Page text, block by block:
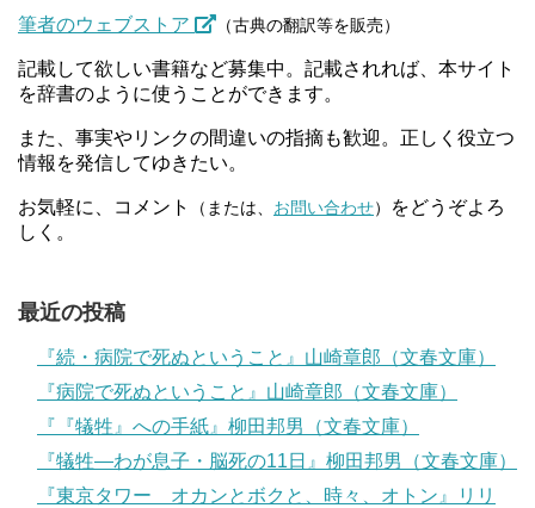
筆者のウェブストア （古典の翻訳等を販売）
記載して欲しい書籍など募集中。記載されれば、本サイト
を辞書のように使うことができます。
また、事実やリンクの間違いの指摘も歓迎。正しく役立つ
情報を発信してゆきたい。
お気軽に、コメント （または、 お問い合わせ）
をどうぞよろ
しく。
最近の投稿
『続・病院で死ぬということ』山崎章郎（文春文庫）
『病院で死ぬということ』山崎章郎（文春文庫）
『『犠牲』への手紙』柳田邦男（文春文庫）
『犠牲―わが息子・脳死の11日』柳田邦男（文春文庫）
『東京タワー オカンとボクと、時々、オトン』リリ